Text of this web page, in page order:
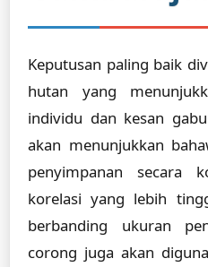
Keputusan paling baik
hutan yang
individu dan kesan
akan menunjukkan
penyimpanan secara
korelasi yang lebih
berbanding ukuran
corong juga akan